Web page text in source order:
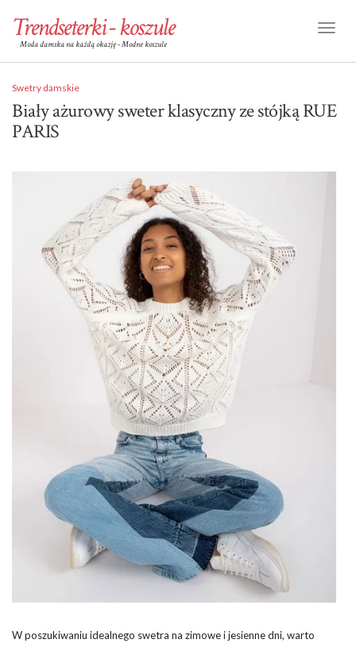
Trendseterki - koszule
Moda damska na każdą okazję - Modne koszule
Swetry damskie
Biały ażurowy sweter klasyczny ze stójką RUE
PARIS
W poszukiwaniu idealnego swetra na zimowe i jesienne dni, warto